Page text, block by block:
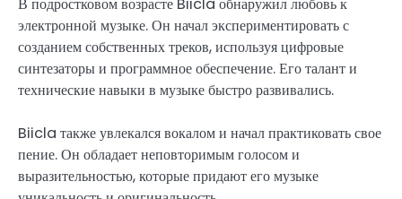
В подростковом возрасте Biicla обнаружил любовь к
электронной музыке. Он начал экспериментировать с
созданием собственных треков, используя цифровые
синтезаторы и программное обеспечение. Его талант и
технические навыки в музыке быстро развивались.
Biicla также увлекался вокалом и начал практиковать свое
пение. Он обладает неповторимым голосом и
выразительностью, которые придают его музыке